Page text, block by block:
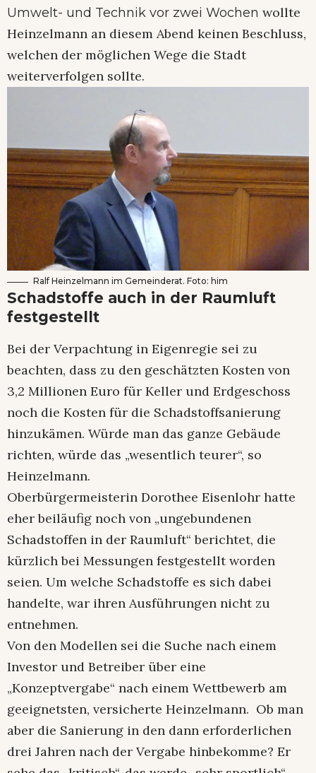
Umwelt- und Technik vor zwei Wochen wollte
Heinzelmann an diesem Abend keinen Beschluss,
welchen der möglichen Wege die Stadt
weiterverfolgen sollte.
Ralf Heinzelmann im Gemeinderat. Foto: him
Schadstoffe auch in der Raumluft
festgestellt
Bei der Verpachtung in Eigenregie sei zu
beachten, dass zu den geschätzten Kosten von
3,2 Millionen Euro für Keller und Erdgeschoss
noch die Kosten für die Schadstoffsanierung
hinzukämen. Würde man das ganze Gebäude
richten, würde das „wesentlich teurer“, so
Heinzelmann.
Oberbürgermeisterin Dorothee Eisenlohr hatte
eher beiläufig noch von „ungebundenen
Schadstoffen in der Raumluft“ berichtet, die
kürzlich bei Messungen festgestellt worden
seien. Um welche Schadstoffe es sich dabei
handelte, war ihren Ausführungen nicht zu
entnehmen.
Von den Modellen sei die Suche nach einem
Investor und Betreiber über eine
„Konzeptvergabe“ nach einem Wettbewerb am
geeignetsten, versicherte Heinzelmann. Ob man
aber die Sanierung in den dann erforderlichen
drei Jahren nach der Vergabe hinbekomme? Er